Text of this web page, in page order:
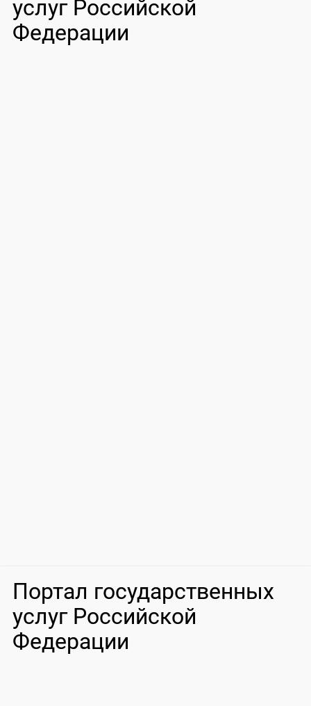
услуг Российской
Федерации
Портал государственных
услуг Российской
Федерации